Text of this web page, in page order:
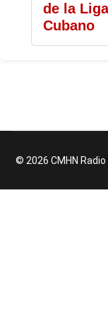
de la
Cubano
© 2026 CMHN